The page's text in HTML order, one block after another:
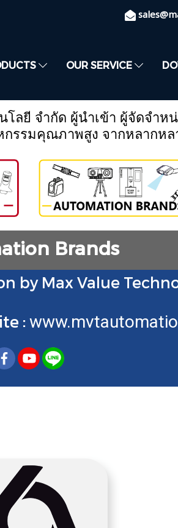
OUR SERVICE
ลยี จำกัด ผู้นำเข้า ผู้จัดจำห
กรรมคุณภาพสูง จากหลากห
Brands
by Max Value
: